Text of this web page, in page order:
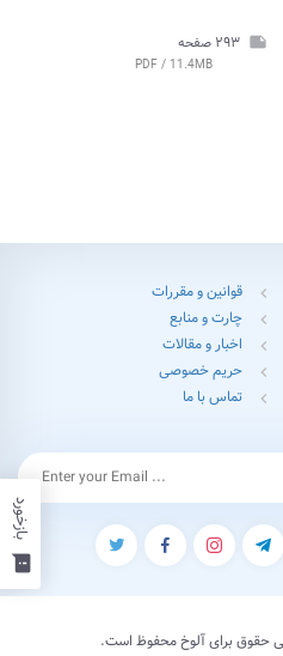
note ۲۹۳ صفحه
PDF / 11.4MB
feedback
بازخورد
chevron_left قوانین و مقررات
chevron_left چارت و منابع
chevron_left اخبار و مقالات
chevron_left حریم خصوصی
chevron_left تماس با ما
حقوق برای آلوخ محفوظ است.